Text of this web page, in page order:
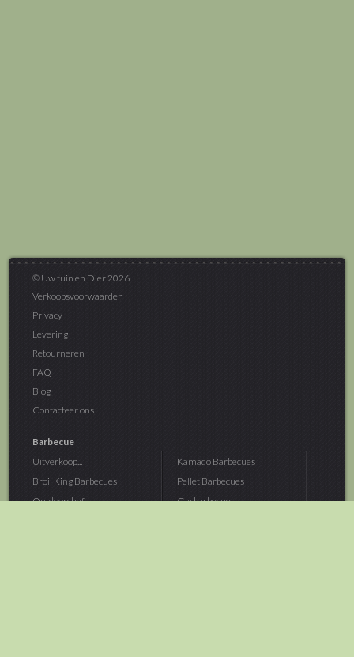
© Uw tuin en Dier 2026
Verkoopsvoorwaarden
Privacy
Levering
Retourneren
FAQ
Blog
Contacteer ons
Barbecue
Uitverkoop...
Broil King Barbecues
Outdoorchef...
Kamado Barbecues
Pellet Barbecues
Gasbarbecue